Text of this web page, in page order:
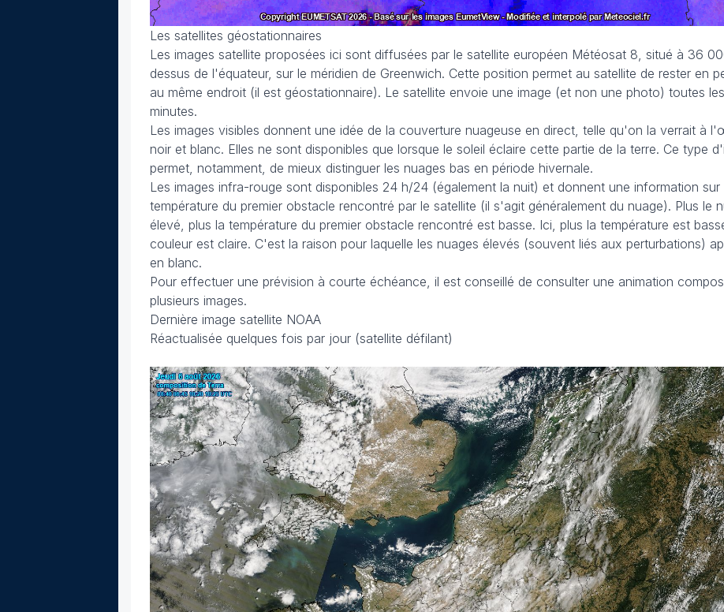
Les satellites géostationnaires
Les images satellite proposées ici sont diffusées par le satellite européen Météosat 8, situé à 36
dessus de l'équateur, sur le méridien de Greenwich. Cette position permet au satellite de rester en
au même endroit (il est géostationnaire). Le satellite envoie une image (et non une photo) toutes
minutes.
Les images visibles donnent une idée de la couverture nuageuse en direct, telle qu'on la verrait à
noir et blanc. Elles ne sont disponibles que lorsque le soleil éclaire cette partie de la terre. Ce type
permet, notamment, de mieux distinguer les nuages bas en période hivernale.
Les images infra-rouge sont disponibles 24 h/24 (également la nuit) et donnent une information sur
température du premier obstacle rencontré par le satellite (il s'agit généralement du nuage). Plus le
élevé, plus la température du premier obstacle rencontré est basse. Ici, plus la température est
couleur est claire. C'est la raison pour laquelle les nuages élevés (souvent liés aux perturbations)
en blanc.
Pour effectuer une prévision à courte échéance, il est conseillé de consulter une animation
plusieurs images.
Dernière image satellite NOAA
Réactualisée quelques fois par jour (satellite défilant)